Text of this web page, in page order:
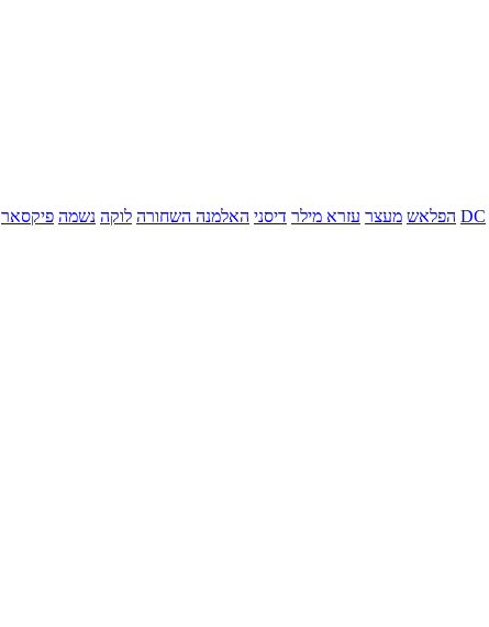
DC הפלאש מעצר עזרא מילר דיסני האלמנה השחורה לוקה נשמה פיקסאר